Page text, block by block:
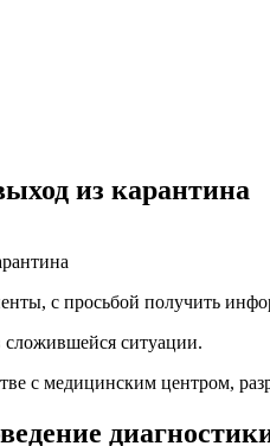
из карантина
с просьбой получить
ситуации.
с медицинским центром,